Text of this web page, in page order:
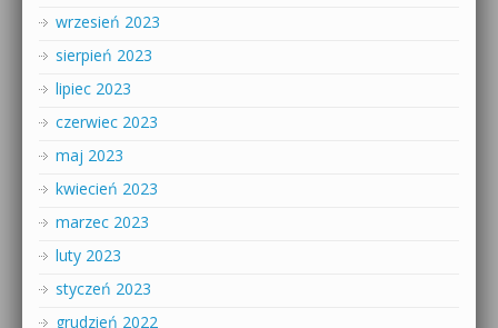
wrzesień 2023
sierpień 2023
lipiec 2023
czerwiec 2023
maj 2023
kwiecień 2023
marzec 2023
luty 2023
styczeń 2023
grudzień 2022